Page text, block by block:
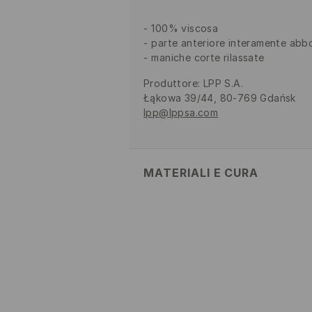
100% viscosa
parte anteriore interamente
maniche corte rilassate
Produttore: LPP S.A.
Łąkowa 39/44, 80-769 Gdańsk
lpp@lppsa.com
MATERIALI E CURA